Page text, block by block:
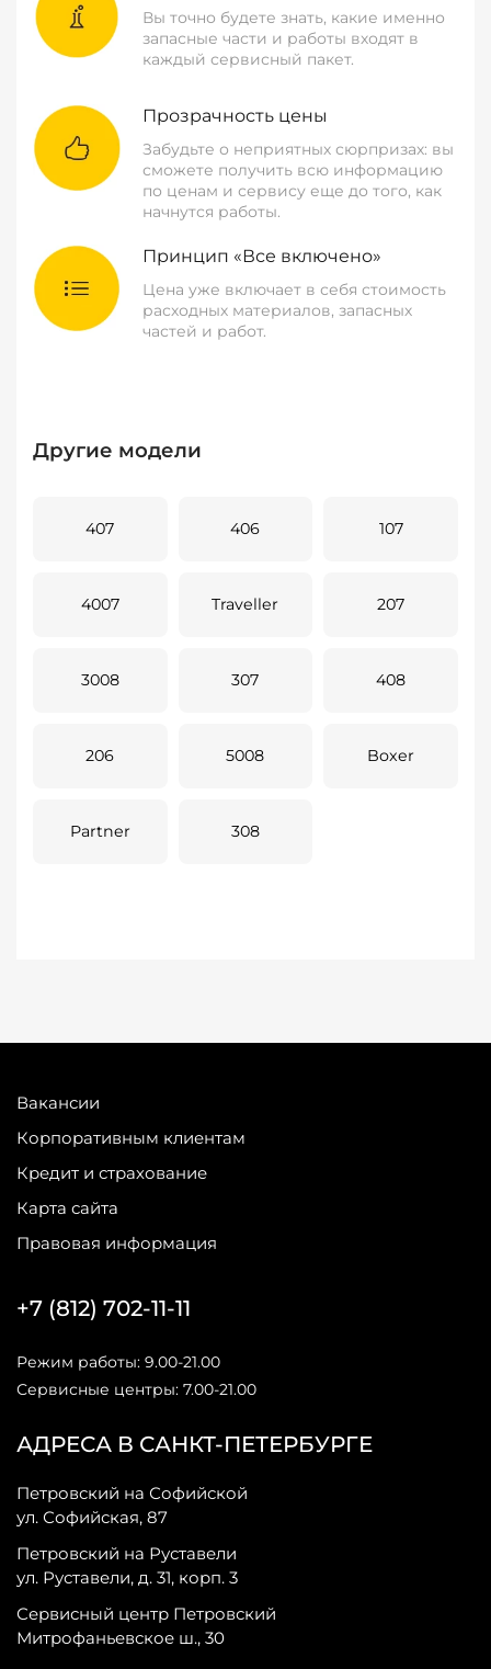
Вы точно будете знать, какие именно
запасные части и работы входят в
каждый сервисный пакет.
Прозрачность цены
Забудьте о неприятных сюрпризах: вы
сможете получить всю информацию
по ценам и сервису еще до того, как
начнутся работы.
Принцип «Все включено»
Цена уже включает в себя стоимость
расходных материалов, запасных
частей и работ.
Другие модели
407 406 107
4007 Traveller 207
3008 307 408
206 5008 Boxer
Partner 308
Вакансии
Корпоративным клиентам
Кредит и страхование
Карта сайта
Правовая информация
АДРЕСА В САНКТ-ПЕТЕРБУРГЕ
Петровский на Софийской
ул. Софийская, 87
Петровский на Руставели
ул. Руставели, д. 31, корп. 3
Сервисный центр Петровский
Митрофаньевское ш., 30
+7 (812) 702-11-11
Режим работы: 9.00-21.00
Сервисные центры: 7.00-21.00